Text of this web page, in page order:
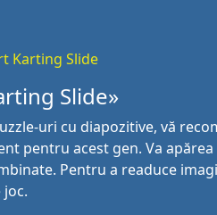
Karting Slide
Slide»
uri cu diapozitive, vă
pentru acest gen. Va
Pentru a readuce